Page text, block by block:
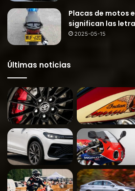
Placas de motos
significan las
2025-05-15
Últimas noticias